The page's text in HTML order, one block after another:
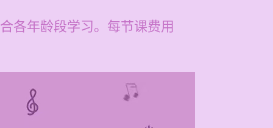
各年龄段学习。每节课费用